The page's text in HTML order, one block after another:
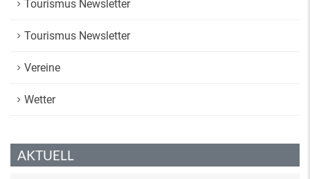
Tourismus Newsletter
Tourismus Newsletter
Vereine
Wetter
AKTUELL